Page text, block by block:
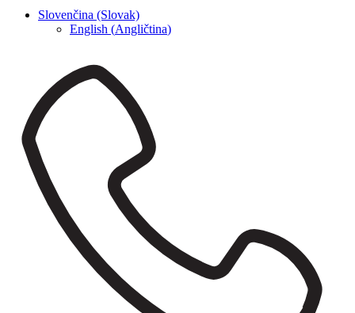
Slovenčina (Slovak)
English (Angličtina)